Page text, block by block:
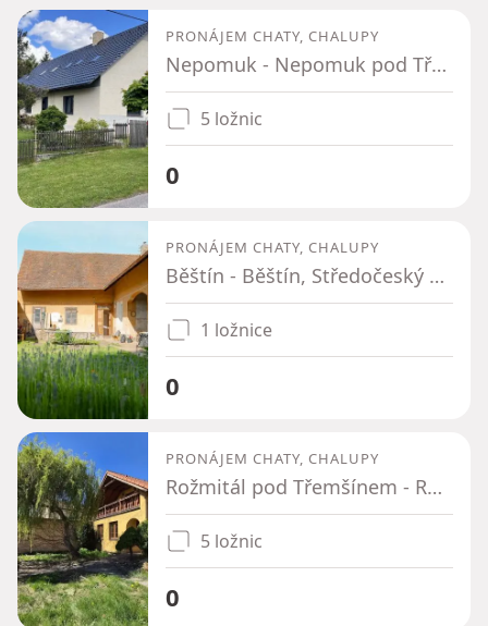
PRONÁJEM CHATY, CHALUPY
Nepomuk - Nepomuk pod Třemšínem, Středočeský kraj
5 ložnic
0
PRONÁJEM CHATY, CHALUPY
Běštín - Běštín, Středočeský kraj
1 ložnice
0
PRONÁJEM CHATY, CHALUPY
Rožmitál pod Třemšínem - Rožmitál pod Třemšínem, Středočeský kraj
5 ložnic
0